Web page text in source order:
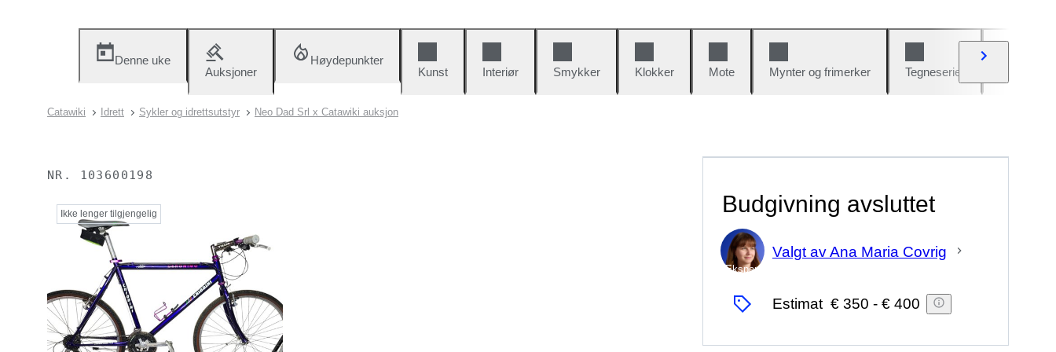
Denne uke
Auksjoner
Høydepunkter
Kunst
Interiør Smykker Klokker Mote Mynter og frimerker Tegneserier
Catawiki Idrett Sykler og idrettsutstyr Neo Dad Srl x Catawiki auksjon
NR. 103600198
Ikke lenger tilgjengelig Budgivning avsluttet
Ekspert
Valgt av Ana Maria Covrig
Estimat € 350 - € 400